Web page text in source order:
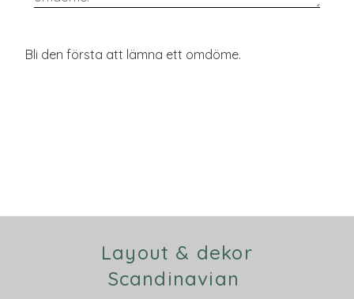
Bli den första att lämna ett omdöme.
Layout & dekor
Scandinavian